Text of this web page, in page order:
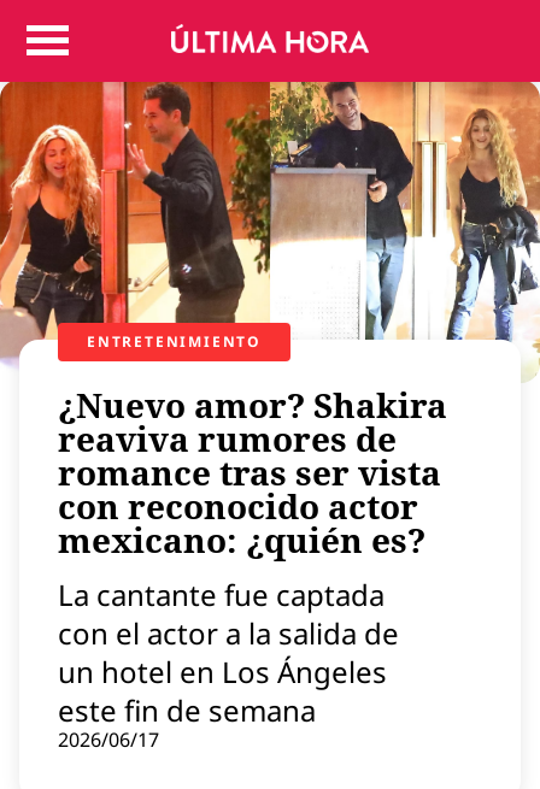
Colombia
Judicial
Politica
Regiones
Deportes
Positivas
Entretenimiento
Vida
Mundo
Virales
Tecnología
Economía
Estilo de vida
Contenido patrocinado
Instagram
ENTRETENIMIENTO
¿Nuevo amor? Shakira
reaviva rumores de
romance tras ser vista
con reconocido actor
mexicano: ¿quién es?
La cantante fue captada
con el actor a la salida de
un hotel en Los Ángeles
este fin de semana
2026/06/17